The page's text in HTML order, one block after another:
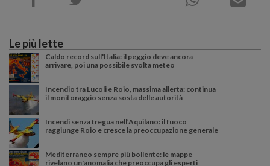
Le più lette
Caldo record sull'Italia: il peggio deve ancora
arrivare, poi una possibile svolta meteo
Incendio tra Lucoli e Roio, massima allerta: continua
il monitoraggio senza sosta delle autorità
Incendi senza tregua nell’Aquilano: il fuoco
raggiunge Roio e cresce la preoccupazione generale
Mediterraneo sempre più bollente: le mappe
rivelano un'anomalia che preoccupa gli esperti